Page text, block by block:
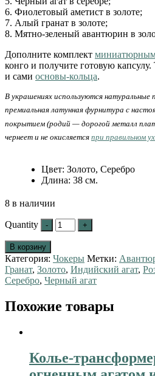
6. Фиолетовый аметист в золоте;
7. Алый гранат в золоте;
8. Мятно-зеленый авантюрин в
Дополните комплект
конго и получите готовую
и сами основы-кольца.
В украшениях используются натуральные
премиальная латунная фурнитура с
покрытием (родий — дорогой металл
чернеет и не окисляется при правильном
Цвет: Золото, Серебро
Длина: 38 см.
8 в наличии
Quantity
В корзину
Категория: Чокеры Метки:
Гранат, Золото, Индийский агат,
Серебро, Черный агат
Похожие товары
Колье-